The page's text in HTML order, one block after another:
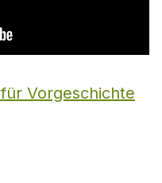
Vorgeschichte